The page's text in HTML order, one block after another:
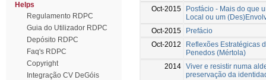
Helps
Regulamento RDPC
Guia do Utilizador RDPC
Depósito RDPC
Faq's RDPC
Copyright
Integração CV DeGóis
Oct-2015
Posfácio - Mais do que
Local ou um
Oct-2015
Prefácio
Oct-2012
Reflexões Estratégicas
Penedos (Mértola)
2014 Viver e resistir numa
preservação da